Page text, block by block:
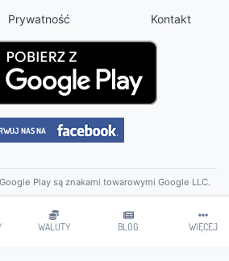
WALUTY BLOG WIĘCEJ
Prywatność Kontakt
Play są znakami towarowymi Google LLC.